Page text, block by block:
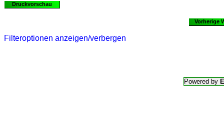
Druckvorschau
Vorherige
Filteroptionen anzeigen/verbergen
Powered by